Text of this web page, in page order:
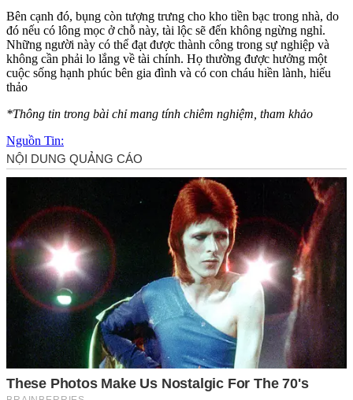
Bên cạnh đó, bụng còn tượng trưng cho kho tiền bạc trong nhà, do
đó nếu có lông mọc ở chỗ này, tài lộc sẽ đến không ngừng nghỉ.
Những người này có thể đạt được thành công trong sự nghiệp và
không cần phải lo lắng về tài chính. Họ thường được hưởng một
cuộc sống hạnh phúc bên gia đình và có con cháu hiền lành, hiếu
thảo
*Thông tin trong bài chỉ mang tính chiêm nghiệm, tham khảo
Nguồn Tin: